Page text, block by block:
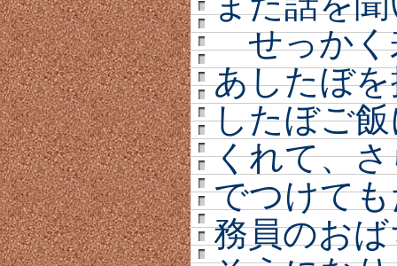
せっかく
あしたぼ
したぼご
くれて、
でつけて
務員のお